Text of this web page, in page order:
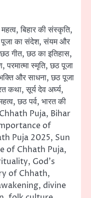
बिहार की संस्कृति,
का संदेश, संयम और
छठ गीत, छठ का इतिहास,
परमात्मा स्मृति, छठ पूजा
और साधना, छठ पूजा
कथा, सूर्य देव अर्घ्य,
छठ पर्व, भारत की
Puja, Bihar
of
Puja 2025, Sun
of Chhath Puja,
God’s
of Chhath,
divine